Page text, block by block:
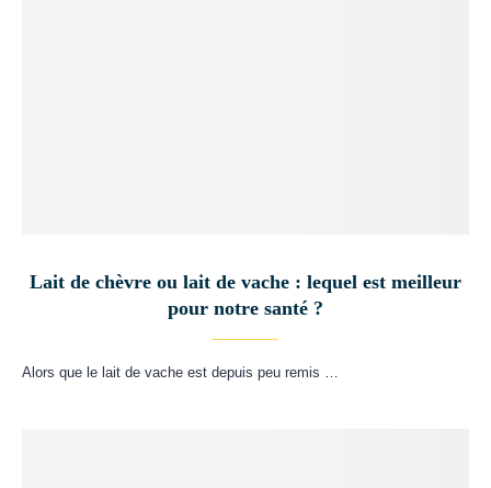
Lait de chèvre ou lait de vache : lequel est meilleur
pour notre santé ?
Alors que le lait de vache est depuis peu remis …